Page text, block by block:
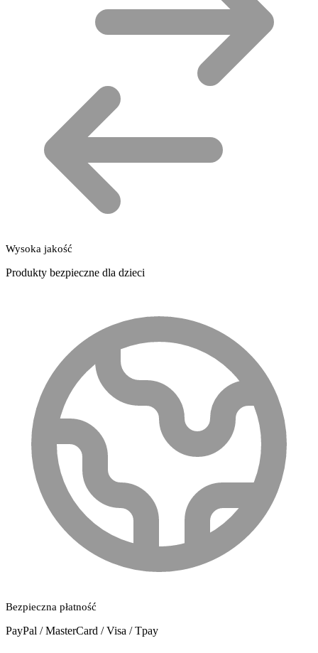
Wysoka jakość
Produkty bezpieczne dla dzieci
Bezpieczna płatność
PayPal / MasterCard / Visa / Tpay